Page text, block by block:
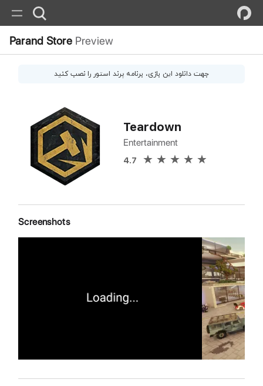
Parand Store Preview
جهت دانلود این بازی، برنامه پرند استور را نصب کنید
Teardown
Entertainment
4.7
Screenshots